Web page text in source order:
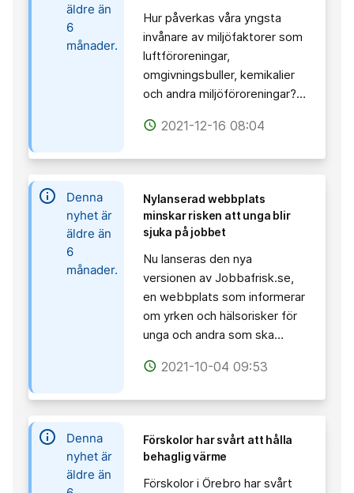
äldre än
6
månader.
Hur påverkas våra yngsta
invånare av miljöfaktorer som
luftföroreningar,
omgivningsbuller, kemikalier
och andra miljöföroreningar?…
access_time 2021-12-16 08:04
information
Denna
nyhet är
äldre än
6
månader.
Nylanserad webbplats
minskar risken att unga blir
sjuka på jobbet
Nu lanseras den nya
versionen av Jobbafrisk.se,
en webbplats som informerar
om yrken och hälsorisker för
unga och andra som ska…
access_time 2021-10-04 09:53
information
Denna
nyhet är
äldre än
Förskolor har svårt att hålla
behaglig värme
Förskolor i Örebro har svårt